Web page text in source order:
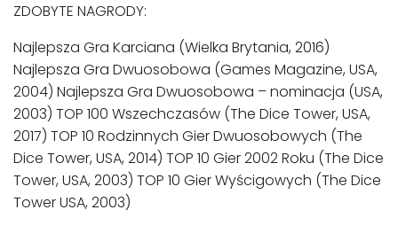
ZDOBYTE NAGRODY:
Najlepsza Gra Karciana (Wielka Brytania, 2016)
Najlepsza Gra Dwuosobowa (Games Magazine, USA,
2004) Najlepsza Gra Dwuosobowa – nominacja (USA,
2003) TOP 100 Wszechczasów (The Dice Tower, USA,
2017) TOP 10 Rodzinnych Gier Dwuosobowych (The
Dice Tower, USA, 2014) TOP 10 Gier 2002 Roku (The Dice
Tower, USA, 2003) TOP 10 Gier Wyścigowych (The Dice
Tower USA, 2003)